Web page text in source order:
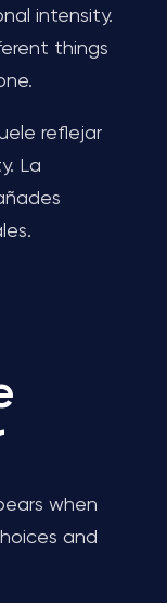
intensity.
things
reflejar
La
when
and